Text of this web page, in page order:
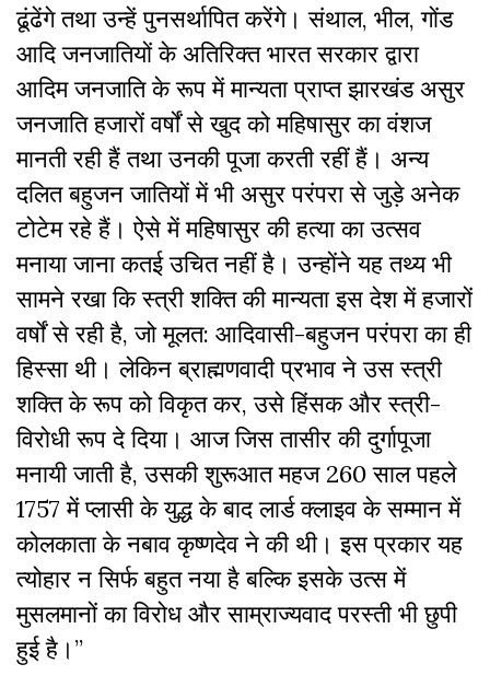
ढूंढेंगे तथा उन्हें पुनसर्थापित करेंगे। संथाल, भील, गोंड
आदि जनजातियों के अतिरिक्त भारत सरकार द्वारा
आदिम जनजाति के रूप में मान्यता प्राप्त झारखंड असुर
जनजाति हजारों वर्षों से खुद को महिषासुर का वंशज
मानती रही हैं तथा उनकी पूजा करती रहीं हैं। अन्य
दलित बहुजन जातियों में भी असुर परंपरा से जुड़े अनेक
टोटेम रहे हैं। ऐसे में महिषासुर की हत्या का उत्सव
मनाया जाना कतई उचित नहीं है। उन्होंने यह तथ्य भी
सामने रखा कि स्त्री शक्ति की मान्यता इस देश में हजारों
वर्षों से रही है, जो मूलत: आदिवासी-बहुजन परंपरा का ही
हिस्सा थी। लेकिन ब्राह्मणवादी प्रभाव ने उस स्त्री
शक्ति के रूप को विकृत कर, उसे हिंसक और स्त्री-
विरोधी रूप दे दिया। आज जिस तासीर की दुर्गापूजा
मनायी जाती है, उसकी शुरूआत महज 260 साल पहले
1757 में प्लासी के युद्ध के बाद लार्ड क्लाइव के सम्मान में
कोलकाता के नबाव कृष्णदेव ने की थी। इस प्रकार यह
त्योहार न सिर्फ बहुत नया है बल्कि इसके उत्स में
मुसलमानों का विरोध और साम्राज्यवाद परस्ती भी छुपी
हुई है।’’